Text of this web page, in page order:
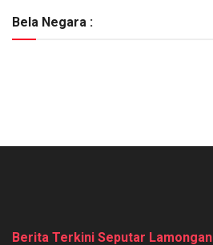
Bela Negara :
Berita Terkini Seputar Lamongan